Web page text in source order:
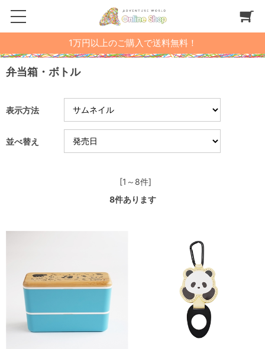
1万円以上のご購入で送料無料！
弁当箱・ボトル
表示方法
並べ替え
[1～8件]
8件あります